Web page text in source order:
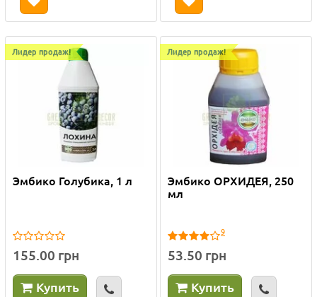
Лидер продаж!
Эмбико Голубика, 1 л
155.00 грн
Купить
Лидер продаж!
Эмбико ОРХИДЕЯ, 250
мл
9
53.50 грн
Купить